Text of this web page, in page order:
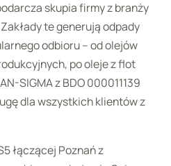
skupia firmy z branży
te generują odpady
odbioru – od olejów
po oleje z flot
SIGMA z BDO 000011139
dla wszystkich klientów z
łączącej Poznań z